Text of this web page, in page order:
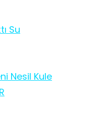
Su
Nesil Kule